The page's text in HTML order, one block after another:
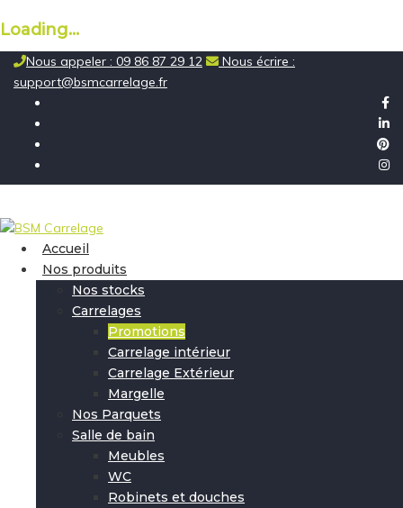
Loading...
Skip
content
Nous appeler : 09 86 87 29 12
Nous écrire :
support@bsmcarrelage.fr
Accueil
Nos produits
Nos stocks
Carrelages
Promotions
Carrelage intérieur
Carrelage Extérieur
Margelle
Nos Parquets
Salle de bain
Meubles
WC
Robinets et douches